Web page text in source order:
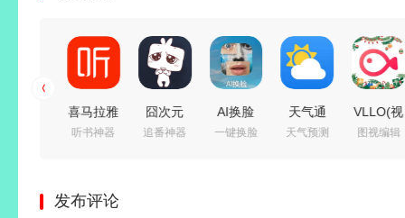
会员版/
喜马拉雅
v9.4.95.3
v3.4.10.3
听书神器
囧次元
(樱花动
追番神器
AI换脸
v1.0.2 解
一键换脸
天气通
v9.50 解
天气预测
VLLO(视
频编辑
图视编辑
发布评论